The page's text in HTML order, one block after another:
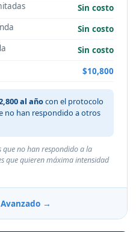
Sin costo
Sin costo
Sin costo
$10,800
al añocon el protocolo
no han respondido a otros
que no han respondido a la
que quieren máxima intensidad
→